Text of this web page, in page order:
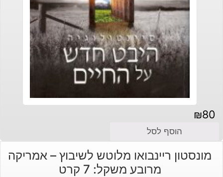
₪80
הוסף לסל
מונסטון ריינבואו מלוטש לשיבוץ – אמריקה
מרובע משקל: 7 קרט